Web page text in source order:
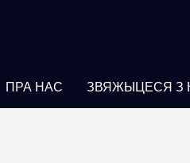
ПРА НАС ЗВЯЖЫЦЕСЯ З